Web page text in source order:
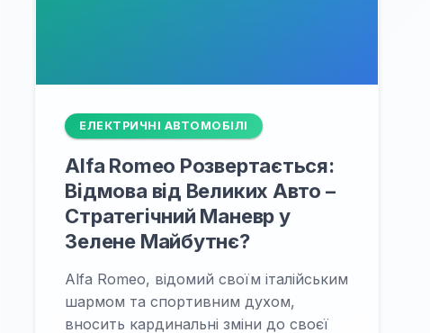
ЕЛЕКТРИЧНІ АВТОМОБІЛІ
Alfa Romeo Розвертається:
Відмова від Великих Авто –
Стратегічний Маневр у
Зелене Майбутнє?
Alfa Romeo, відомий своїм італійським
шармом та спортивним духом,
вносить кардинальні зміни до своєї